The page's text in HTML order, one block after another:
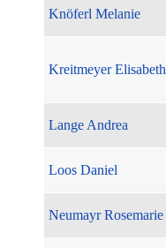
Knöferl Melanie
Kreitmeyer Elisabeth
Lange Andrea
Loos Daniel
Neumayr Rosemarie